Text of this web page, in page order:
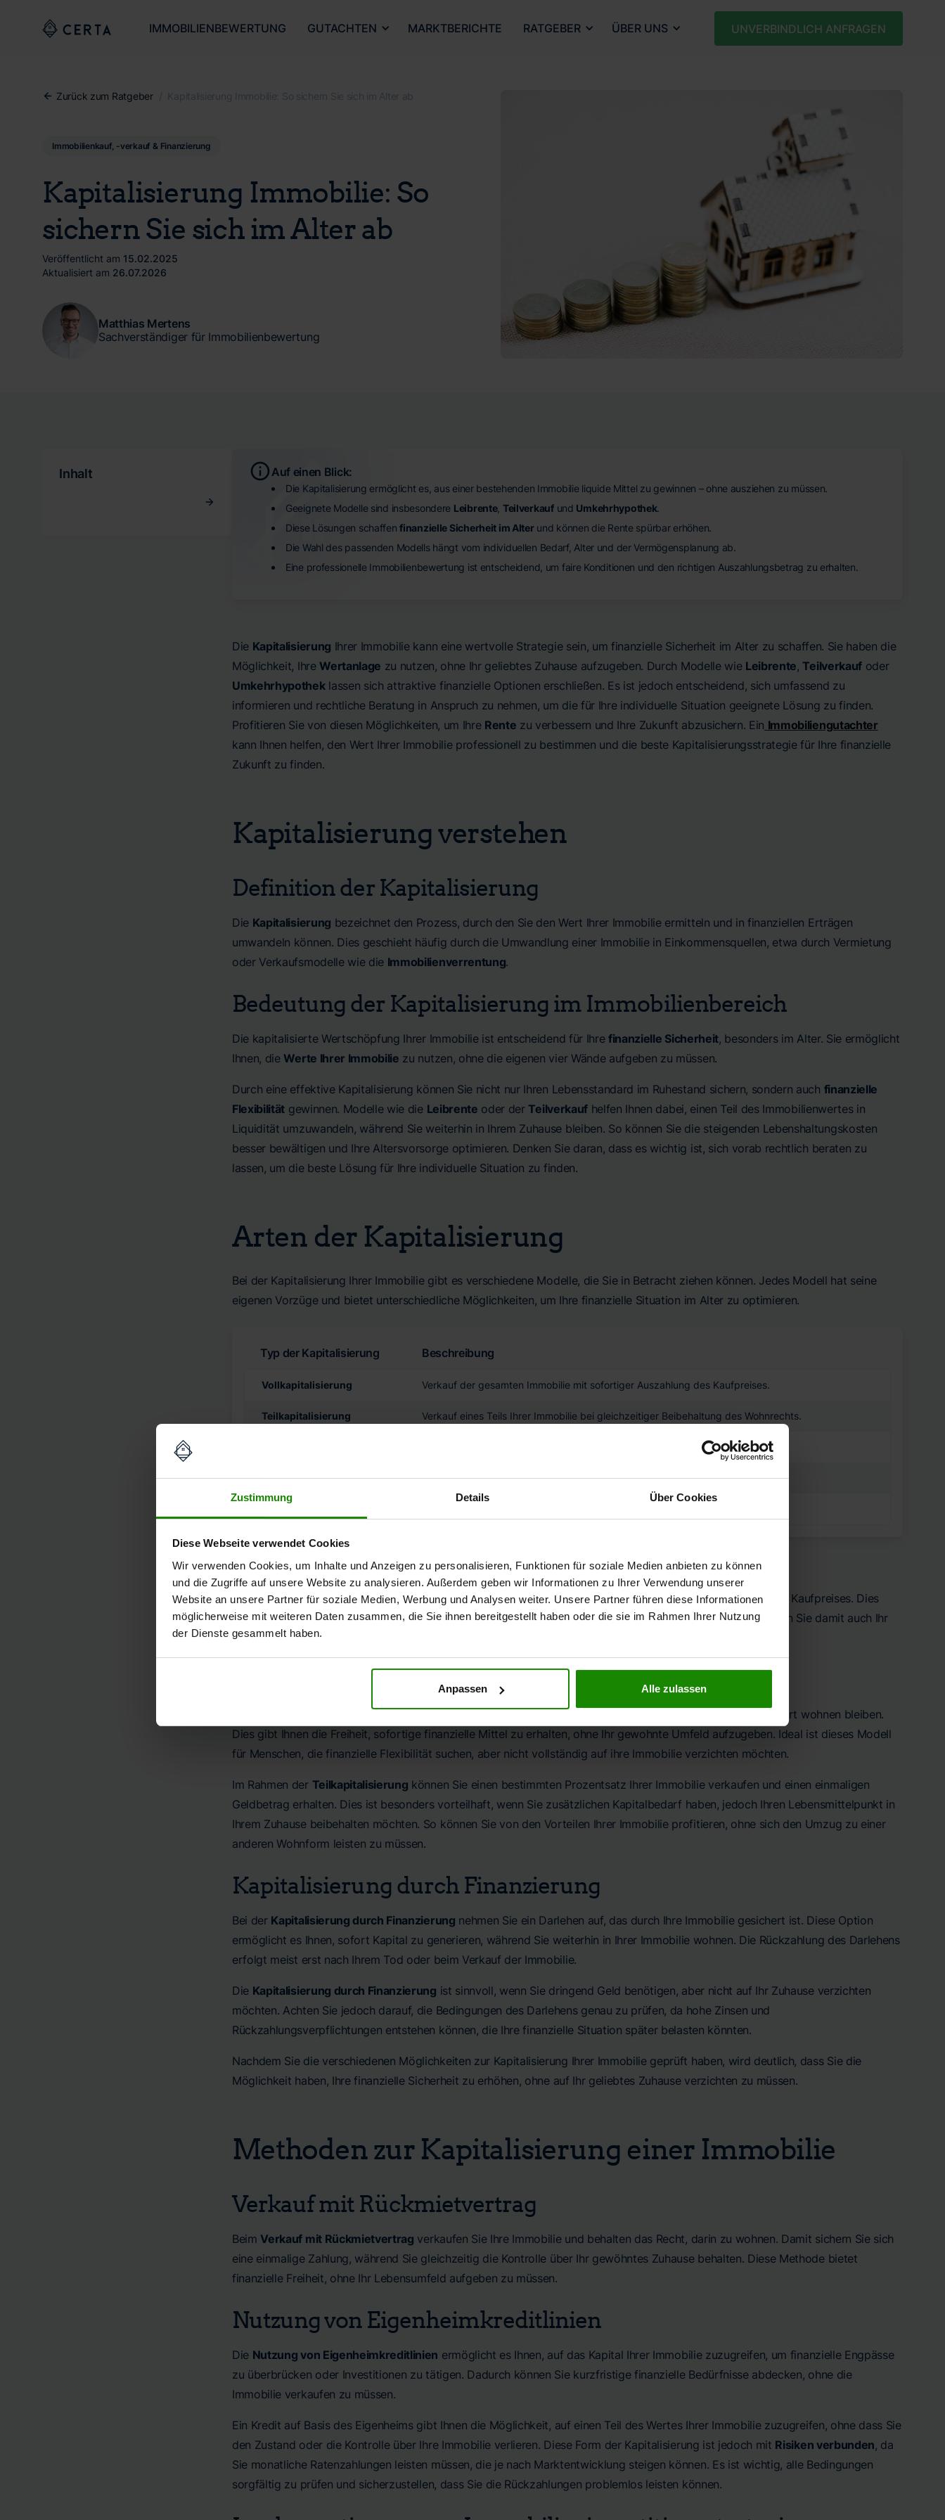
Zustimmung Details Über Cookies
Diese Webseite verwendet Cookies
Wir verwenden Cookies, um Inhalte und Anzeigen zu personalisieren, Funktionen für soziale Medien anbieten zu können
und die Zugriffe auf unsere Website zu analysieren. Außerdem geben wir Informationen zu Ihrer Verwendung unserer
Website an unsere Partner für soziale Medien, Werbung und Analysen weiter. Unsere Partner führen diese Informationen
möglicherweise mit weiteren Daten zusammen, die Sie ihnen bereitgestellt haben oder die sie im Rahmen Ihrer Nutzung
der Dienste gesammelt haben.
Anpassen Alle zulassen
IMMOBILIENBEWERTUNG GUTACHTEN MARKTBERICHTE RATGEBER ÜBER UNS UNVERBINDLICH ANFRAGEN
Zurück zum Ratgeber / Kapitalisierung Immobilie: So sichern Sie sich im Alter ab
Immobilienkauf, -verkauf & Finanzierung
Kapitalisierung Immobilie: So
sichern Sie sich im Alter ab
Veröffentlicht am 15.02.2025
Aktualisiert am 26.07.2026
Matthias Mertens
Sachverständiger für Immobilienbewertung
Inhalt Auf einen Blick:
Die Kapitalisierung ermöglicht es, aus einer bestehenden Immobilie liquide Mittel zu gewinnen – ohne ausziehen zu müssen.
Geeignete Modelle sind insbesondere Leibrente, Teilverkaufund Umkehrhypothek.
Diese Lösungen schaffenfinanzielle Sicherheit im Alterund können die Rente spürbar erhöhen.
Die Wahl des passenden Modells hängt vom individuellen Bedarf, Alter und der Vermögensplanung ab.
Eine professionelle Immobilienbewertung ist entscheidend, um faire Konditionen und den richtigen Auszahlungsbetrag zu erhalten.
Die Kapitalisierung Ihrer Immobilie kann eine wertvolle Strategie sein, um finanzielle Sicherheit im Alter zu schaffen. Sie haben die
Möglichkeit, Ihre Wertanlage zu nutzen, ohne Ihr geliebtes Zuhause aufzugeben. Durch Modelle wie Leibrente,Teilverkaufoder
Umkehrhypotheklassen sich attraktive finanzielle Optionen erschließen. Es ist jedoch entscheidend, sich umfassend zu
informieren und rechtliche Beratung in Anspruch zu nehmen, um die für Ihre individuelle Situation geeignete Lösung zu finden.
Profitieren Sie von diesen Möglichkeiten, um Ihre Rente zu verbessern und Ihre Zukunft abzusichern. Ein Immobiliengutachter
kann Ihnen helfen, den Wert Ihrer Immobilie professionell zu bestimmen und die beste Kapitalisierungsstrategie für Ihre finanzielle
Zukunft zu finden.
Kapitalisierung verstehen
Definition der Kapitalisierung
Die Kapitalisierung bezeichnet den Prozess, durch den Sie den Wert Ihrer Immobilie ermitteln und in finanziellen Erträgen
umwandeln können. Dies geschieht häufig durch die Umwandlung einer Immobilie in Einkommensquellen, etwa durch Vermietung
oder Verkaufsmodelle wie die Immobilienverrentung.
Bedeutung der Kapitalisierung im Immobilienbereich
Die kapitalisierte Wertschöpfung Ihrer Immobilie ist entscheidend für Ihre finanzielle Sicherheit, besonders im Alter. Sie ermöglicht
Ihnen, die Werte Ihrer Immobilie zu nutzen, ohne die eigenen vier Wände aufgeben zu müssen.
Durch eine effektive Kapitalisierung können Sie nicht nur Ihren Lebensstandard im Ruhestand sichern, sondern auch finanzielle
Flexibilität gewinnen. Modelle wie die Leibrente oder derTeilverkaufhelfen Ihnen dabei, einen Teil des Immobilienwertes in
Liquidität umzuwandeln, während Sie weiterhin in Ihrem Zuhause bleiben. So können Sie die steigenden Lebenshaltungskosten
besser bewältigen und Ihre Altersvorsorge optimieren. Denken Sie daran, dass es wichtig ist, sich vorab rechtlich beraten zu
lassen, um die beste Lösung für Ihre individuelle Situation zu finden.
Arten der Kapitalisierung
Bei der Kapitalisierung Ihrer Immobilie gibt es verschiedene Modelle, die Sie in Betracht ziehen können. Jedes Modell hat seine
eigenen Vorzüge und bietet unterschiedliche Möglichkeiten, um Ihre finanzielle Situation im Alter zu optimieren.
Typ der Kapitalisierung Beschreibung
Vollkapitalisierung Verkauf der gesamten Immobilie mit sofortiger Auszahlung des Kaufpreises.
Teilkapitalisierung Verkauf eines Teils Ihrer Immobilie bei gleichzeitiger Beibehaltung des Wohnrechts.
Entnahme eines Darlehens, das durch Ihre Immobilie gesichert ist.
Leibrente Monatliche Rentenzahlungen im Austausch für die Immobilie.
Vollkapitalisierung
Bei derVollkapitalisierungverkaufen Sie Ihre gesamte Immobilie und erhalten eine sofortige Auszahlung des Kaufpreises. Dies
bietet Ihnen eine beträchtliche Geldsumme, die Sie in Ihre Altersvorsorge investieren können. Jedoch verlieren Sie damit auch Ihr
Wohnrecht und müssen sich nach einer neuen Unterkunft umsehen.
Teilkapitalisierung
ermöglicht es Ihnen, einen Teil Ihrer Immobilie zu verkaufen, während Sie weiterhin dort wohnen bleiben.
Dies gibt Ihnen die Freiheit, sofortige finanzielle Mittel zu erhalten, ohne Ihr gewohnte Umfeld aufzugeben. Ideal ist dieses Modell
für Menschen, die finanzielle Flexibilität suchen, aber nicht vollständig auf ihre Immobilie verzichten möchten.
Im Rahmen der Teilkapitalisierung können Sie einen bestimmten Prozentsatz Ihrer Immobilie verkaufen und einen einmaligen
Geldbetrag erhalten. Dies ist besonders vorteilhaft, wenn Sie zusätzlichen Kapitalbedarf haben, jedoch Ihren Lebensmittelpunkt in
Ihrem Zuhause beibehalten möchten. So können Sie von den Vorteilen Ihrer Immobilie profitieren, ohne sich den Umzug zu einer
anderen Wohnform leisten zu müssen.
Kapitalisierung durch Finanzierung
Bei der Kapitalisierung durch Finanzierung nehmen Sie ein Darlehen auf, das durch Ihre Immobilie gesichert ist. Diese Option
ermöglicht es Ihnen, sofort Kapital zu generieren, während Sie weiterhin in Ihrer Immobilie wohnen. Die Rückzahlung des Darlehens
erfolgt meist erst nach Ihrem Tod oder beim Verkauf der Immobilie.
Die Kapitalisierung durch Finanzierung ist sinnvoll, wenn Sie dringend Geld benötigen, aber nicht auf Ihr Zuhause verzichten
möchten. Achten Sie jedoch darauf, die Bedingungen des Darlehens genau zu prüfen, da hohe Zinsen und
Rückzahlungsverpflichtungen entstehen können, die Ihre finanzielle Situation später belasten könnten.
Nachdem Sie die verschiedenen Möglichkeiten zur Kapitalisierung Ihrer Immobilie geprüft haben, wird deutlich, dass Sie die
Möglichkeit haben, Ihre finanzielle Sicherheit zu erhöhen, ohne auf Ihr geliebtes Zuhause verzichten zu müssen.
Methoden zur Kapitalisierung einer Immobilie
Verkauf mit Rückmietvertrag
Beim Verkauf mit Rückmietvertrag verkaufen Sie Ihre Immobilie und behalten das Recht, darin zu wohnen. Damit sichern Sie sich
eine einmalige Zahlung, während Sie gleichzeitig die Kontrolle über Ihr gewöhntes Zuhause behalten. Diese Methode bietet
finanzielle Freiheit, ohne Ihr Lebensumfeld aufgeben zu müssen.
Nutzung von Eigenheimkreditlinien
Die Nutzung von Eigenheimkreditlinien ermöglicht es Ihnen, auf das Kapital Ihrer Immobilie zuzugreifen, um finanzielle Engpässe
zu überbrücken oder Investitionen zu tätigen. Dadurch können Sie kurzfristige finanzielle Bedürfnisse abdecken, ohne die
Immobilie verkaufen zu müssen.
Ein Kredit auf Basis des Eigenheims gibt Ihnen die Möglichkeit, auf einen Teil des Wertes Ihrer Immobilie zuzugreifen, ohne dass Sie
den Zustand oder die Kontrolle über Ihre Immobilie verlieren. Diese Form der Kapitalisierung ist jedoch mit Risiken verbunden, da
Sie monatliche Ratenzahlungen leisten müssen, die je nach Marktentwicklung steigen können. Es ist wichtig, alle Bedingungen
sorgfältig zu prüfen und sicherzustellen, dass Sie die Rückzahlungen problemlos leisten können.